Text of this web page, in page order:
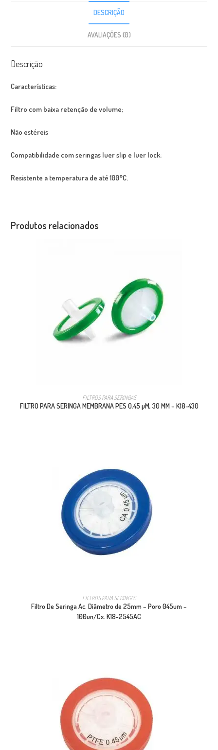
DESCRIÇÃO
AVALIAÇÕES (0)
Descrição
Características:
Filtro com baixa retenção de volume;
Não estéreis
Compatibilidade com seringas luer slip e luer lock;
Resistente a temperatura de até 100°C.
Produtos relacionados
FILTROS PARA SERINGAS
FILTRO PARA SERINGA MEMBRANA PES 0,45 µM, 30 MM – K18-430
FILTROS PARA SERINGAS
Filtro De Seringa Ac. Diâmetro de 25mm – Poro 045um –
100un/Cx. K18-2545AC